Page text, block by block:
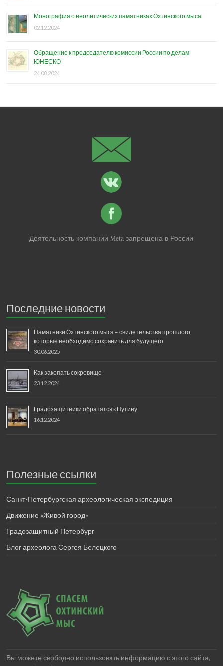
Монография о неолитических памятниках Охтинского мыса
02.12.2024
Обращение к председателю комиссии России по делам
ЮНЕСКО
24.08.2024
Деятельность компании Meta запрещена в России
Последние новости
Памятники Охтинского мыса – свидетельства прошлого,
которые необходимо сохранить для будущего
30.06.2025
Как закопать сокровище
23.12.2024
Градозащитники обратятся к Путину
16.12.2024
Полезные ссылки
Санкт-Петербургская археологическая экспедиция
Движение «Живой город»
Градозащитный Петербург
Блог археолога Сергея Белецкого
Вы можете свободно использовать информацию с этого сайта,